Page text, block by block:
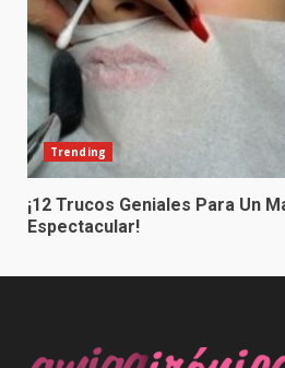
Trending
¡12 Trucos Geniales Para Un
Espectacular!